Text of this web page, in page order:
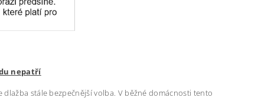
nepatří
stále bezpečnější volba. V běžné domácnosti tento